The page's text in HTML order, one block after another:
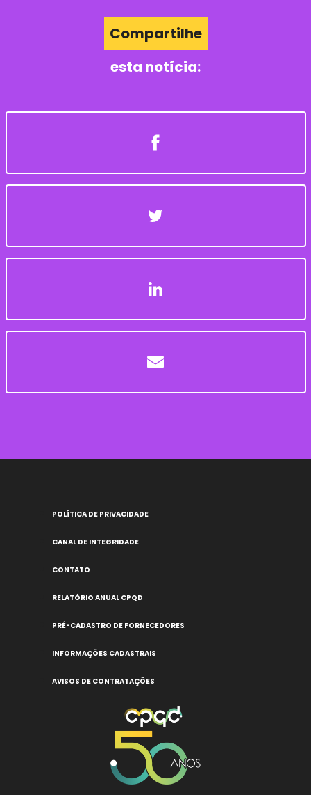
Compartilhe
esta notícia:
POLÍTICA DE PRIVACIDADE
CANAL DE INTEGRIDADE
CONTATO
RELATÓRIO ANUAL CPQD
PRÉ-CADASTRO DE FORNECEDORES
INFORMAÇÕES CADASTRAIS
AVISOS DE CONTRATAÇÕES